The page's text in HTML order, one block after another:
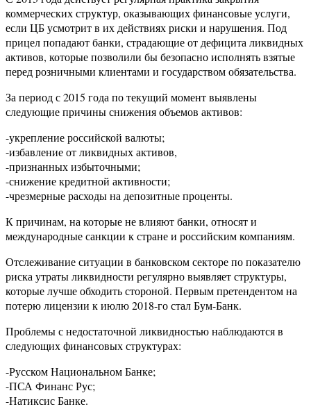
коммерческих структур, оказывающих финансовые услуги,
если ЦБ усмотрит в их действиях риски и нарушения. Под
прицел попадают банки, страдающие от дефицита ликвидных
активов, которые позволили бы безопасно исполнять взятые
перед розничными клиентами и государством обязательства.
За период с 2015 года по текущий момент выявлены
следующие причины снижения объемов активов:
-укрепление российской валюты;
-избавление от ликвидных активов,
-признанных избыточными;
-снижение кредитной активности;
-чрезмерные расходы на депозитные проценты.
К причинам, на которые не влияют банки, относят и
международные санкции к стране и российским компаниям.
Отслеживание ситуации в банковском секторе по показателю
риска утраты ликвидности регулярно выявляет структуры,
которые лучше обходить стороной. Первым претендентом на
потерю лицензии к июлю 2018-го стал Бум-Банк.
Проблемы с недостаточной ликвидностью наблюдаются в
следующих финансовых структурах:
-Русском Национальном Банке;
-ПСА Финанс Рус;
-Натиксис Банке.